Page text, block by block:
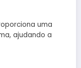
uma
ajudando a